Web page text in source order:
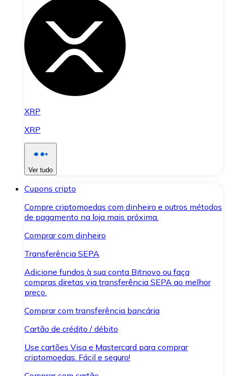
XRP
XRP
Ver tudo
Cupons cripto
Compre criptomoedas com dinheiro e outros métodos
de pagamento na loja mais próxima.
Comprar com dinheiro
Transferência SEPA
Adicione fundos à sua conta Bitnovo ou faça
compras diretas via transferência SEPA ao melhor
preço.
Comprar com transferência bancária
Cartão de crédito / débito
Use cartões Visa e Mastercard para comprar
criptomoedas. Fácil e seguro!